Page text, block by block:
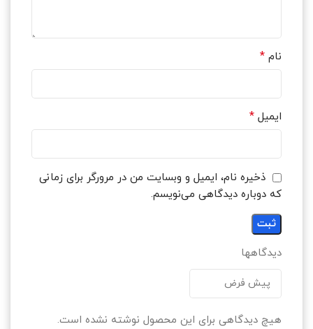
دیدگاهها
هیچ دیدگاهی برای این محصول نوشته نشده است.
نام *
ایمیل *
ذخیره نام، ایمیل و وبسایت من در مرورگر برای زمانی
که دوباره دیدگاهی می‌نویسم.